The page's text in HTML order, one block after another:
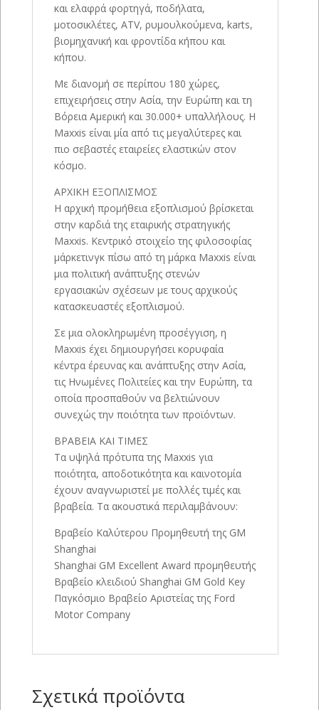
και ελαφρά φορτηγά, ποδήλατα,
μοτοσικλέτες, ATV, ρυμουλκούμενα, karts,
βιομηχανική και φροντίδα κήπου και
κήπου.
Με διανομή σε περίπου 180 χώρες,
επιχειρήσεις στην Ασία, την Ευρώπη και τη
Βόρεια Αμερική και 30.000+ υπαλλήλους. Η
Maxxis είναι μία από τις μεγαλύτερες και
πιο σεβαστές εταιρείες ελαστικών στον
κόσμο.
ΑΡΧΙΚΗ ΕΞΟΠΛΙΣΜΟΣ
Η αρχική προμήθεια εξοπλισμού βρίσκεται
στην καρδιά της εταιρικής στρατηγικής
Maxxis. Κεντρικό στοιχείο της φιλοσοφίας
μάρκετινγκ πίσω από τη μάρκα Maxxis είναι
μια πολιτική ανάπτυξης στενών
εργασιακών σχέσεων με τους αρχικούς
κατασκευαστές εξοπλισμού.
Σε μια ολοκληρωμένη προσέγγιση, η
Maxxis έχει δημιουργήσει κορυφαία
κέντρα έρευνας και ανάπτυξης στην Ασία,
τις Ηνωμένες Πολιτείες και την Ευρώπη, τα
οποία προσπαθούν να βελτιώνουν
συνεχώς την ποιότητα των προϊόντων.
ΒΡΑΒΕΙΑ ΚΑΙ ΤΙΜΕΣ
Τα υψηλά πρότυπα της Maxxis για
ποιότητα, αποδοτικότητα και καινοτομία
έχουν αναγνωριστεί με πολλές τιμές και
βραβεία. Τα ακουστικά περιλαμβάνουν:
Βραβείο Καλύτερου Προμηθευτή της GM
Shanghai
Shanghai GM Excellent Award προμηθευτής
Βραβείο κλειδιού Shanghai GM Gold Key
Παγκόσμιο Βραβείο Αριστείας της Ford
Motor Company
Σχετικά προϊόντα